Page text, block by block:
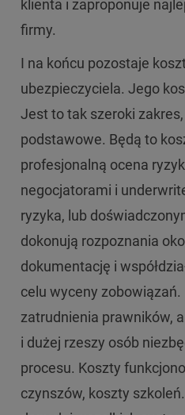
klienta i zaproponuje
firmy.
I na końcu pozostaje
ubezpieczyciela. Jego
Jest to tak szeroki
podstawowe. Będą to
profesjonalną ocena
negocjatorami i
ryzyka, lub
dokonują rozpoznania
dokumentację i
celu wyceny
zatrudnienia prawników,
i dużej rzeszy osób
procesu. Koszty
czynszów, koszty